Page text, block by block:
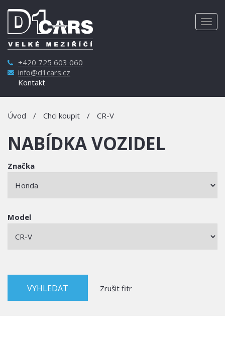
+420 725 603 060
info@d1cars.cz
Kontakt
Úvod / Chci koupit / CR-V
NABÍDKA VOZIDEL
Značka
Model
Zrušit fitr